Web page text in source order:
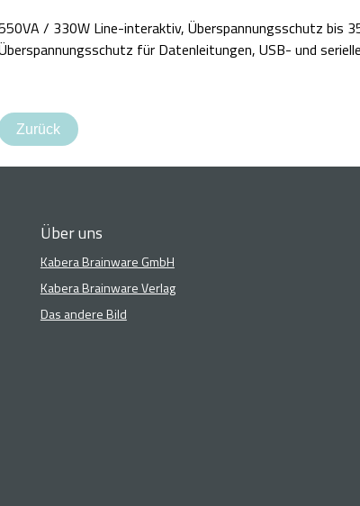
/ 330W Line-interaktiv, Überspannungsschutz bis
für Datenleitungen, USB- und
Zurück
Über uns
Kabera Brainware GmbH
Kabera Brainware Verlag
Das andere Bild